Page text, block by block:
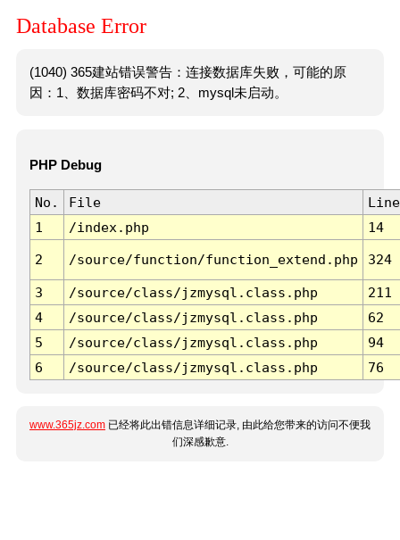
Database Error
(1040) 365建站错误警告：连接数据库失败，可能的原
因：1、数据库密码不对; 2、mysql未启动。
PHP Debug
No. File
Line
1
/index.php 14
2 /source/function/function_extend.php 324
3 /source/class/jzmysql.class.php
211
4
/source/class/jzmysql.class.php
62
5
/source/class/jzmysql.class.php
94
6
/source/class/jzmysql.class.php 76
www.365jz.com 已经将此出错信息详细记录, 由此给您带来的访问不便我
们深感歉意.